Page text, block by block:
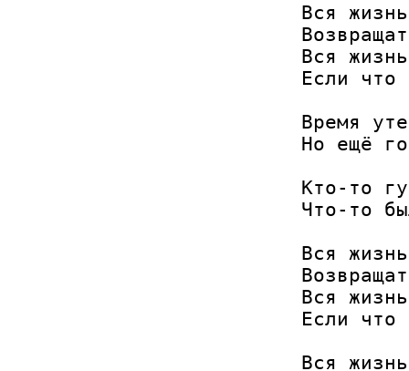
Вся
Вся
Если что
Время
Но ещё
Кто-то
Что-то
Вся
Вся
Если что
Вся